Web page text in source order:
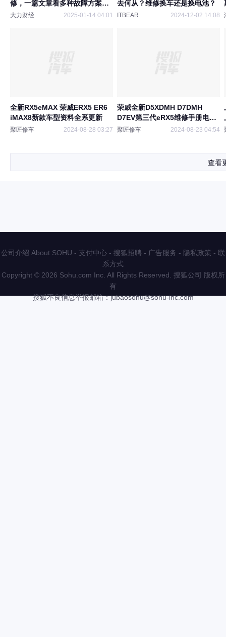
修，一篇文章看多种故障方案集
锦
大力财经 2025-01-14 04:01
去何从？维修换车还是换电池？
ITBEAR 2024-12-02 14:08
全新RX5eMAX 荣威ERX5 ER6
iMAX8新款车型资料全系更新
聚匠修车 2024-08-28 03:27
荣威全新D5XDMH D7DMH
D7EV第三代eRX5维修手册电路
图2024
聚匠修车 2024-08-23 04:54
查看
公司介绍 About SOHU - 支付中心 - 搜狐招聘 - 广告服务 - 隐私政策 - 联
系方式
Copyright © 2026 Sohu.com Inc. All Rights Reserved. 搜狐公司 版权所
有
搜狐不良信息举报邮箱：jubaosohu@sohu-inc.com